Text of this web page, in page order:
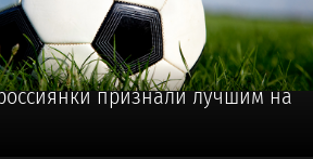
признали лучшим на